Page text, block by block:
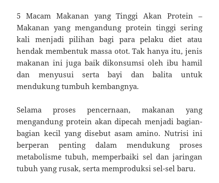
5 Macam Makanan yang Tinggi Akan Protein –
Makanan yang mengandung protein tinggi sering
kali menjadi pilihan bagi para pelaku diet atau
hendak membentuk massa otot. Tak hanya itu, jenis
makanan ini juga baik dikonsumsi oleh ibu hamil
dan menyusui serta bayi dan balita untuk
mendukung tumbuh kembangnya.
Selama proses pencernaan, makanan yang
mengandung protein akan dipecah menjadi bagian-
bagian kecil yang disebut asam amino. Nutrisi ini
berperan penting dalam mendukung proses
metabolisme tubuh, memperbaiki sel dan jaringan
tubuh yang rusak, serta memproduksi sel-sel baru.